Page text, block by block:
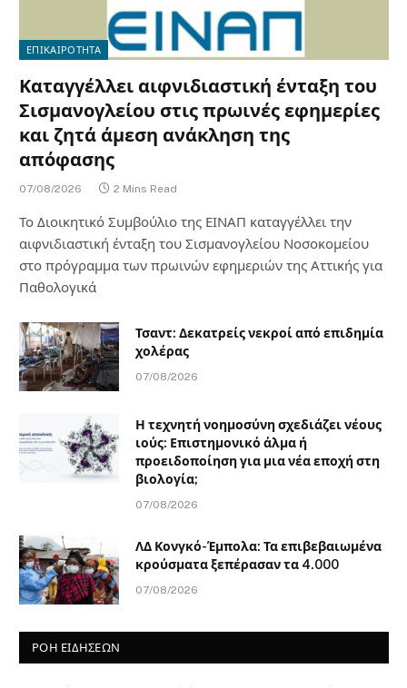
ΕΠΙΚΑΙΡΟΤΗΤΑ
Καταγγέλλει αιφνιδιαστική ένταξη του
Σισμανογλείου στις πρωινές εφημερίες
και ζητά άμεση ανάκληση της
απόφασης
07/08/2026 2 Mins Read
Το Διοικητικό Συμβούλιο της ΕΙΝΑΠ καταγγέλλει την
αιφνιδιαστική ένταξη του Σισμανογλείου Νοσοκομείου
στο πρόγραμμα των πρωινών εφημεριών της Αττικής για
Παθολογικά
Τσαντ: Δεκατρείς νεκροί από επιδημία
χολέρας
07/08/2026
Η τεχνητή νοημοσύνη σχεδιάζει νέους
ιούς: Επιστημονικό άλμα ή
προειδοποίηση για μια νέα εποχή στη
βιολογία;
07/08/2026
ΛΔ Κονγκό-Έμπολα: Τα επιβεβαιωμένα
κρούσματα ξεπέρασαν τα 4.000
07/08/2026
ΡΟΗ ΕΙΔΗΣΕΩΝ